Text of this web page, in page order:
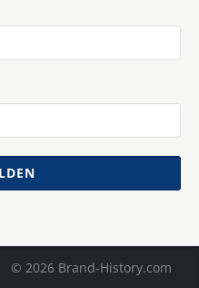
© 2026 Brand-History.com